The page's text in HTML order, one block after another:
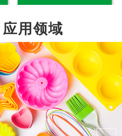
应用领域